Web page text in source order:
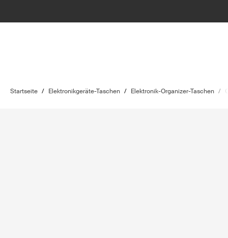
Startseite / Elektronikgeräte-Taschen / Elektronik-Organizer-Taschen /